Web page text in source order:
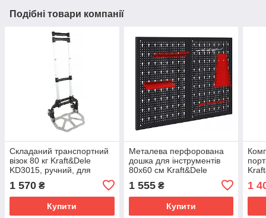
Подібні товари компанії
Складаний транспортний
візок 80 кг Kraft&Dele
KD3015, ручний, для
1 570 ₴
Купити
Металева перфорована
дошка для інструментів
80х60 см Kraft&Dele
KD11896 органайзер для
гаража
1 555₴
Купити
1